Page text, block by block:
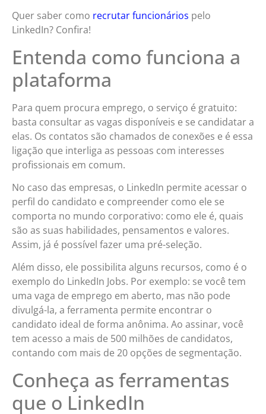
Quer saber como recrutar funcionários pelo
LinkedIn? Confira!
Entenda como funciona a
plataforma
Para quem procura emprego, o serviço é gratuito:
basta consultar as vagas disponíveis e se candidatar a
elas. Os contatos são chamados de conexões e é essa
ligação que interliga as pessoas com interesses
profissionais em comum.
No caso das empresas, o LinkedIn permite acessar o
perfil do candidato e compreender como ele se
comporta no mundo corporativo: como ele é, quais
são as suas habilidades, pensamentos e valores.
Assim, já é possível fazer uma pré-seleção.
Além disso, ele possibilita alguns recursos, como é o
exemplo do LinkedIn Jobs. Por exemplo: se você tem
uma vaga de emprego em aberto, mas não pode
divulgá-la, a ferramenta permite encontrar o
candidato ideal de forma anônima. Ao assinar, você
tem acesso a mais de 500 milhões de candidatos,
contando com mais de 20 opções de segmentação.
Conheça as ferramentas
que o LinkedIn